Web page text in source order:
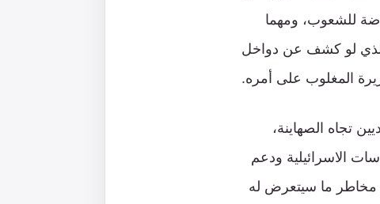
للشعوب، ومهما
الذي لو كشف عن دواخل
المغلوب على أمره.
تجاه الصهاينة،
الاسرائيلية ودعم
مخاطر ما سيتعرض له